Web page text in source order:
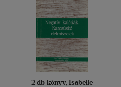
2 db könyv, Isabelle